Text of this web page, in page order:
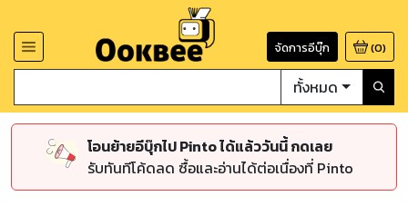
จัดการอีบุ๊ก (0)
ทั้งหมด
โอนย้ายอีบุ๊กไป Pinto ได้แล้ววันนี้ กดเลย
รับทันทีโค้ดลด ซื้อและอ่านได้ต่อเนื่องที่ Pinto